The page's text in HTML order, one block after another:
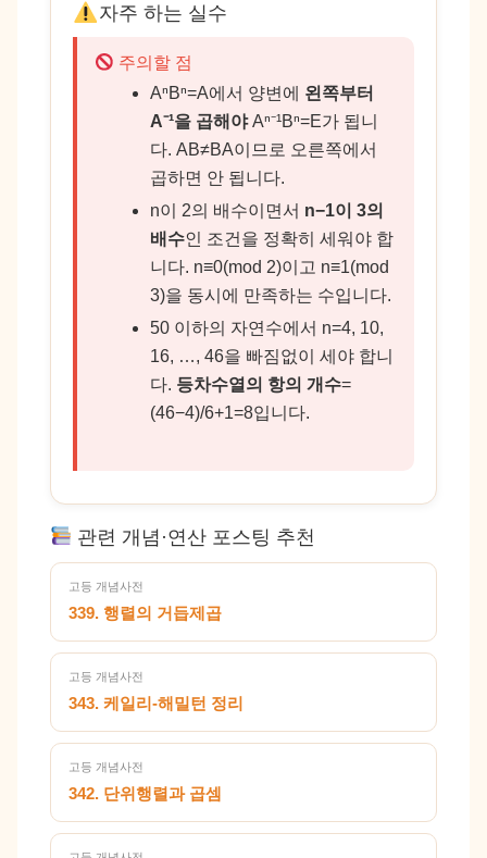
자주 하는 실수
주의할 점
AⁿBⁿ=A에서 양변에 왼쪽부터
A⁻¹을 곱해야Aⁿ⁻¹Bⁿ=E가 됩니
다. AB≠BA이므로 오른쪽에서
곱하면 안 됩니다.
n이 2의 배수이면서 n−1이 3의
배수인 조건을 정확히 세워야 합
니다. n≡0(mod 2)이고 n≡1(mod
3)을 동시에 만족하는 수입니다.
50 이하의 자연수에서 n=4, 10,
16, …, 46을 빠짐없이 세야 합니
다. 등차수열의 항의 개수=
(46−4)/6+1=8입니다.
관련 개념·연산 포스팅 추천
고등 개념사전
339. 행렬의 거듭제곱
고등 개념사전
343. 케일리-해밀턴 정리
고등 개념사전
342. 단위행렬과 곱셈